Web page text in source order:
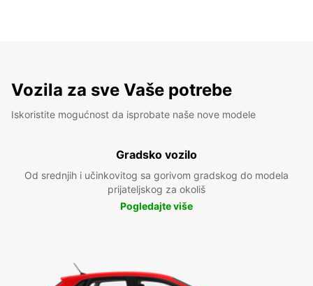
Vozila za sve Vaše potrebe
Iskoristite mogućnost da isprobate naše nove modele
Gradsko vozilo
Od srednjih i učinkovitog sa gorivom gradskog do modela
prijateljskog za okoliš
Pogledajte više